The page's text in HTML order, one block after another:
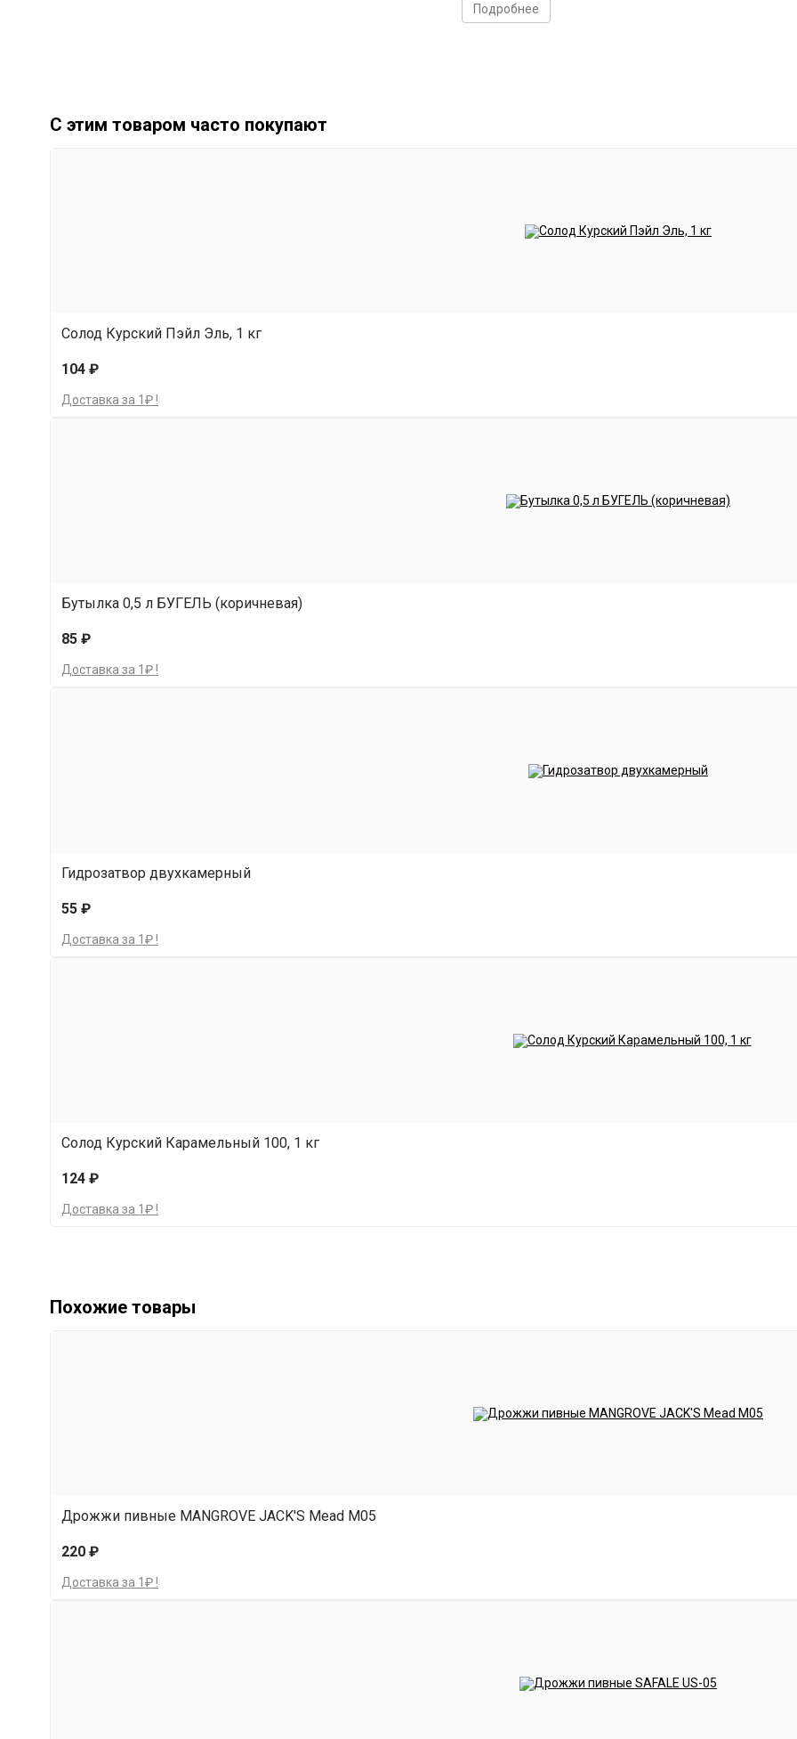
Подробнее
С этим товаром часто покупают
Солод Курский Пэйл Эль, 1 кг
104 ₽
Доставка за 1₽ !
Бутылка 0,5 л БУГЕЛЬ (коричневая)
85 ₽
Доставка за 1₽ !
Гидрозатвор двухкамерный
55 ₽
Доставка за 1₽ !
Солод Курский Карамельный 100, 1 кг
124 ₽
Доставка за 1₽ !
Похожие товары
Дрожжи пивные MANGROVE JACK'S Mead M05
220 ₽
Доставка за 1₽ !